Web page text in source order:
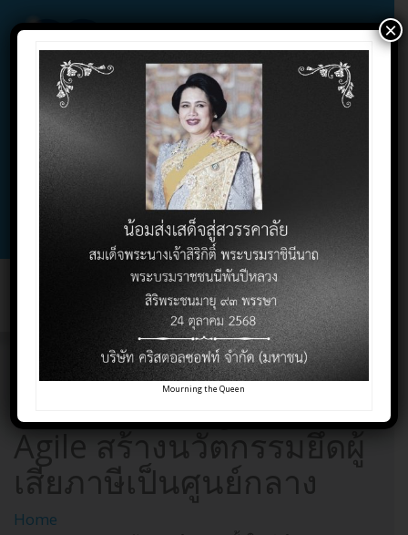
02-732-1900 , 02-732-1800 , 086-325-9004
Contact Click Support Click
Toggle
สรรพากรยกระดับการ
ทำงานครั้งใหญ่ นำระบบ
Agile สร้างนวัตกรรมยึดผู้
เสียภาษีเป็นศูนย์กลาง
Home
Mourning the Queen
×